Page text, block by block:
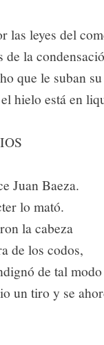
las leyes del
de la
que le suban
hielo está en
Juan Baeza.
lo mató.
la cabeza
de los codos,
de tal modo
un tiro y se